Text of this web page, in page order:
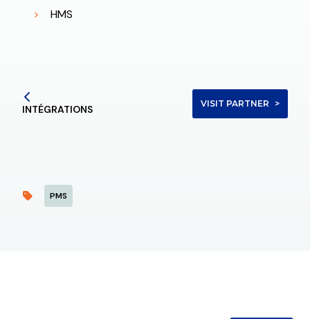
HMS
INTÉGRATIONS VISIT PARTNER
PMS